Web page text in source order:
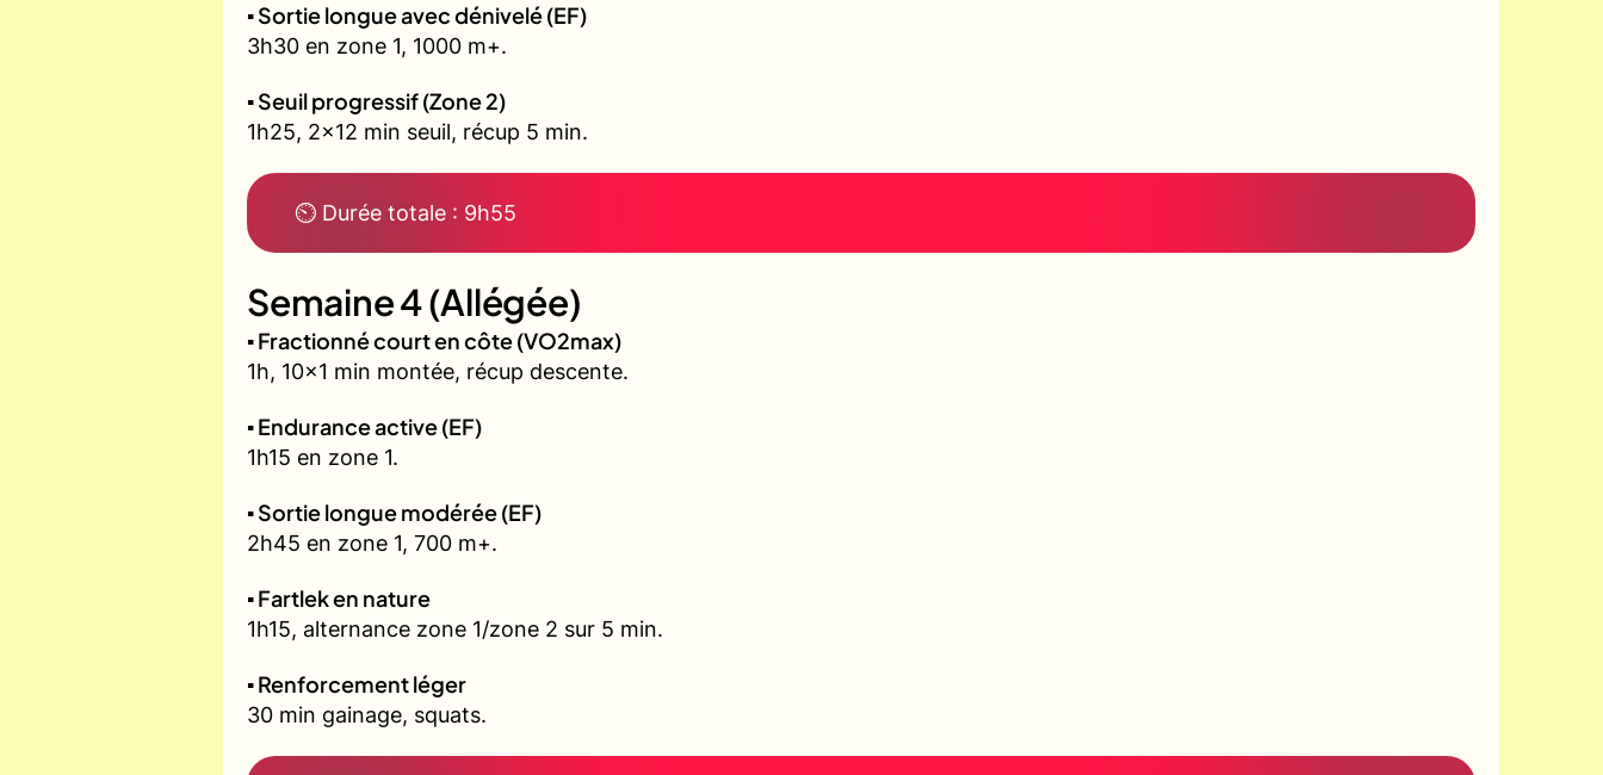
▪️ Sortie longue avec dénivelé (EF)
3h30 en zone 1, 1000 m+.
▪️ Seuil progressif (Zone 2)
1h25, 2x12 min seuil, récup 5 min.
⏲ Durée totale : 9h55
Semaine 4 (Allégée)
▪️ Fractionné court en côte (VO2max)
1h, 10x1 min montée, récup descente.
▪️ Endurance active (EF)
1h15 en zone 1.
▪️ Sortie longue modérée (EF)
2h45 en zone 1, 700 m+.
▪️ Fartlek en nature
1h15, alternance zone 1/zone 2 sur 5 min.
▪️ Renforcement léger
30 min gainage, squats.